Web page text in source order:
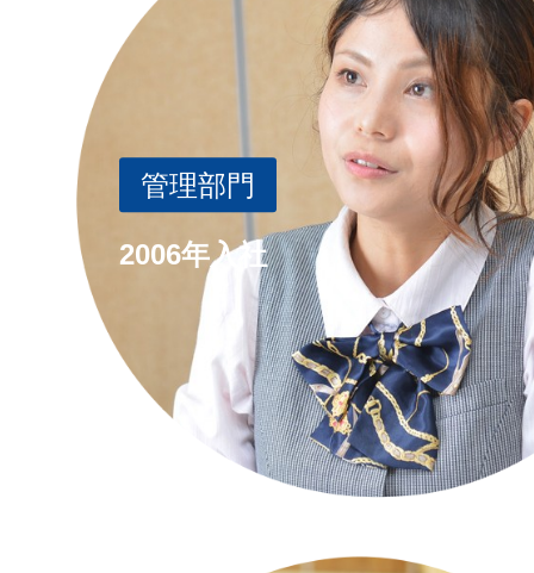
管理部門
2006年入社